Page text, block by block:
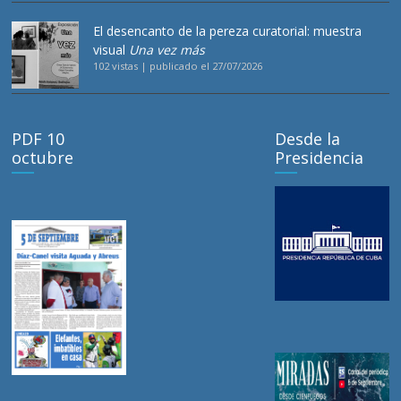
El desencanto de la pereza curatorial: muestra
visual Una vez más
102 vistas | publicado el 27/07/2026
PDF 10
octubre
Desde la
Presidencia